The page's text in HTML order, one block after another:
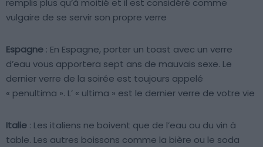
vulgaire de se servir son propre verre
Espagne : En Espagne, porter un toast avec un verre
d’eau vous apportera sept ans de mauvais sexe. Le
dernier verre de la soirée est toujours appelé
« penultima ». L’ « ultima » est le dernier verre de votre vie
Italie : Les italiens ne boivent que de l’eau ou du vin à
table. Les autres boissons comme la bière ou le soda